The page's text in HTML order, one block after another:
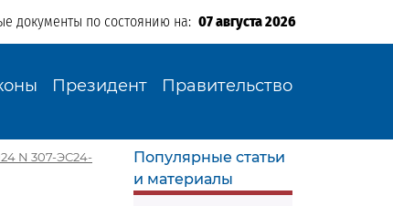
документы по состоянию на: 07 августа 2026
Президент Правительство
N 307-ЭС24-
Популярные статьи
и материалы